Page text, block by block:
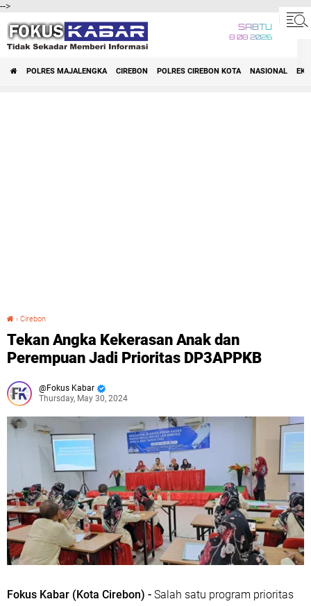
-->
SABTU
8 08 2026
POLRES MAJALENGKA CIREBON POLRES CIREBON KOTA NASIONAL
› Cirebon
Tekan Angka Kekerasan Anak dan
Perempuan Jadi Prioritas DP3APPKB
Fokus Kabar
Thursday, May 30, 2024
Fokus Kabar (Kota Cirebon) - Salah satu program prioritas